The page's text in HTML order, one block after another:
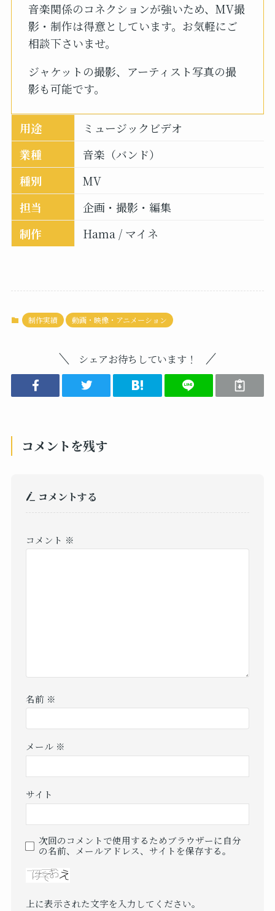
音楽関係のコネクションが強いため、MV撮
影・制作は得意としています。お気軽にご
相談下さいませ。
ジャケットの撮影、アーティスト写真の撮
影も可能です。
用途
ミュージックビデオ
業種
音楽（バンド）
種別
MV
担当
企画・撮影・編集
制作
Hama / マイネ
制作実績 動画・映像・アニメーション
シェアお待ちしています！
コメントを残す
コメントする
コメント ※
名前 ※
メール ※
サイト
次回のコメントで使用するためブラウザーに自分
の名前、メールアドレス、サイトを保存する。
上に表示された文字を入力してください。